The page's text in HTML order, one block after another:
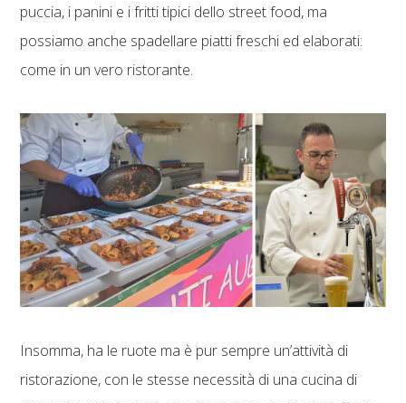
puccia, i panini e i fritti tipici dello street food, ma
possiamo anche spadellare piatti freschi ed elaborati:
come in un vero ristorante.
Insomma, ha le ruote ma è pur sempre un’attività di
ristorazione, con le stesse necessità di una cucina di